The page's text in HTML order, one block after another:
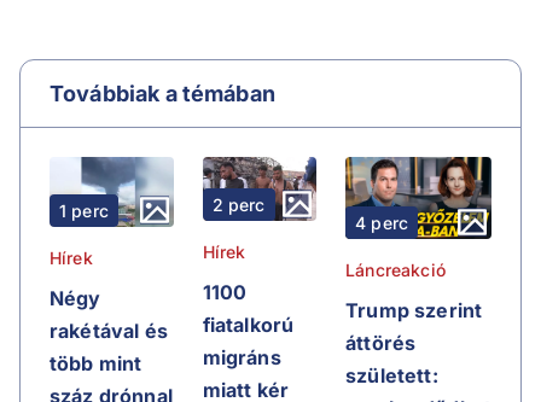
Továbbiak a témában
1 perc
Hírek
Négy
rakétával és
több mint
száz drónnal
2 perc
Hírek
1100
fiatalkorú
migráns
miatt kér
4 perc
Láncreakció
Trump szerint
áttörés
született: